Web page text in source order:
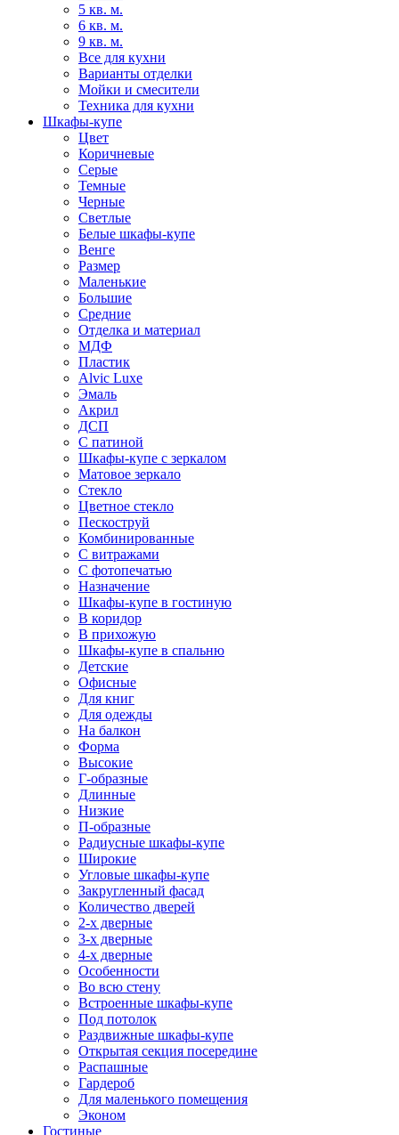
5 кв. м.
6 кв. м.
9 кв. м.
Все для кухни
Варианты отделки
Мойки и смесители
Техника для кухни
Шкафы-купе
Цвет
Коричневые
Серые
Темные
Черные
Светлые
Белые шкафы-купе
Венге
Размер
Маленькие
Большие
Средние
Отделка и материал
МДФ
Пластик
Alvic Luxe
Эмаль
Акрил
ДСП
С патиной
Шкафы-купе с зеркалом
Матовое зеркало
Стекло
Цветное стекло
Пескоструй
Комбинированные
С витражами
С фотопечатью
Назначение
Шкафы-купе в гостиную
В коридор
В прихожую
Шкафы-купе в спальню
Детские
Офисные
Для книг
Для одежды
На балкон
Форма
Высокие
Г-образные
Длинные
Низкие
П-образные
Радиусные шкафы-купе
Широкие
Угловые шкафы-купе
Закругленный фасад
Количество дверей
2-х дверные
3-х дверные
4-х дверные
Особенности
Во всю стену
Встроенные шкафы-купе
Под потолок
Раздвижные шкафы-купе
Открытая секция посередине
Распашные
Гардероб
Для маленького помещения
Эконом
Гостиные